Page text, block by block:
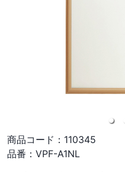
商品コード： 110345
品番： VPF-A1NL